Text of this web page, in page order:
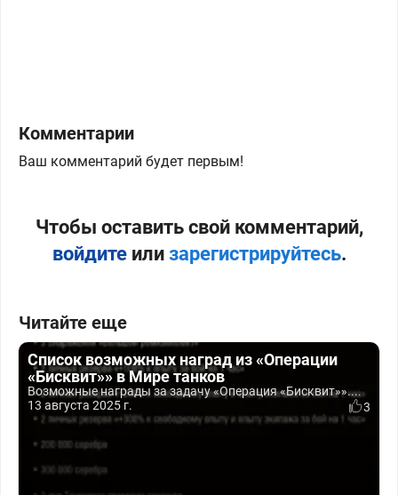
Комментарии
Ваш комментарий будет первым!
Чтобы оставить свой комментарий,
войдитеили зарегистрируйтесь.
Читайте еще
Список возможных наград из «Операции
«Бисквит»» в Мире танков
Возможные награды за задачу «Операция «Бисквит»»....
13 августа 2025 г.
3